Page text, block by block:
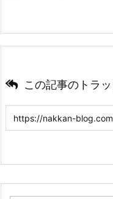
この記事のトラ